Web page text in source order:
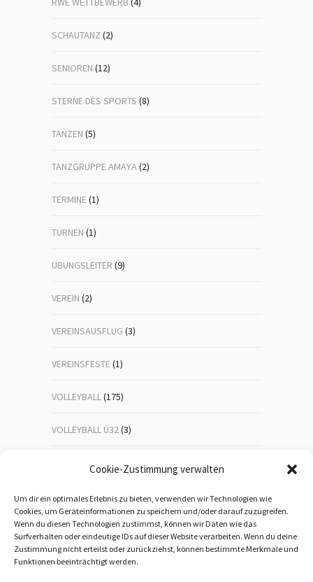
Cookie-Zustimmung verwalten
Um dir ein optimales Erlebnis zu bieten, verwenden wir Technologien wie
Cookies, um Geräteinformationen zu speichern und/oder darauf zuzugreifen.
Wenn du diesen Technologien zustimmst, können wir Daten wie das
Surfverhalten oder eindeutige IDs auf dieser Website verarbeiten. Wenn du deine
Zustimmung nicht erteilst oder zurückziehst, können bestimmte Merkmale und
Funktionen beeinträchtigt werden.
SCHAUTANZ (2)
SENIOREN (12)
STERNE DES SPORTS (8)
TANZEN (5)
TANZGRUPPE AMAYA(2)
TERMINE(1)
TURNEN (1)
ÜBUNGSLEITER (9)
VEREIN (2)
VEREINSAUSFLUG (3)
VEREINSFESTE(1)
VOLLEYBALL(175)
VOLLEYBALL Ü32(3)
VOLLEYBALL-JUGEND (23)
WANDERN(192)
WEIHNACHTSFEIER(1)
WEITERBILDUNG(5)